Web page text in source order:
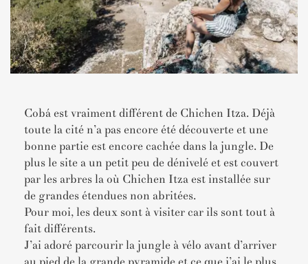
Cobá est vraiment différent de Chichen Itza. Déjà
toute la cité n’a pas encore été découverte et une
bonne partie est encore cachée dans la jungle. De
plus le site a un petit peu de dénivelé et est couvert
par les arbres la où Chichen Itza est installée sur
de grandes étendues non abritées.
Pour moi, les deux sont à visiter car ils sont tout à
fait différents.
J’ai adoré parcourir la jungle à vélo avant d’arriver